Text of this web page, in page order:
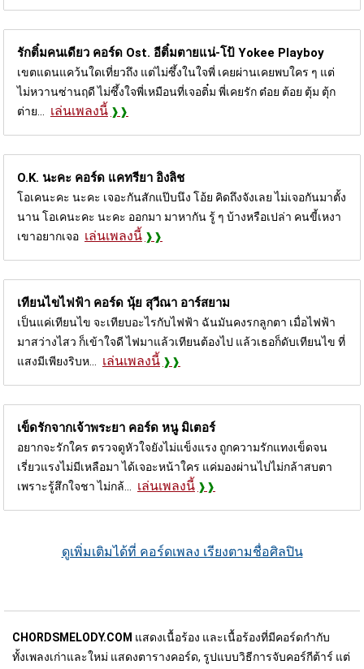
รักติ๋มคนเดียว คอร์ด Ost. อีติ๋มตายแน่-โป้ Yokee Playboy
เขตแดนแคว้นใดเที่ยวถึง แต่ไม่ซึ้งในใจพี่ เคยผ่านเคยพบใคร ๆ แต่
ไม่หวานซ่านฤดี ไม่ซึ้งใจพี่เหมือนที่เจอติ๋ม พี่เคยรัก ต๋อย ต้อย ตุ้ม ตุ้ก
ต่าย...
เล่นเพลงนี้
O.K. นะคะ คอร์ด แคทรียา อิงลิช
โอเคนะคะ นะคะ เจอะกันสักแป๊บนึง โอ้ย คิดถึงจังเลย ไม่เจอกันมาตั้ง
นาน โอเคนะคะ นะคะ ออกมา มาหากัน รู้ ๆ บ้างหรือเปล่า คนขี้เหงา
เขาอยากเจอ เล่นเพลงนี้
เทียนไขไฟฟ้า คอร์ด นุ้ย สุวีณา อาร์สยาม
เป็นแค่เทียนไข จะเทียบอะไรกับไฟฟ้า ฉันมันคงรกลูกตา เมื่อไฟฟ้า
มาสว่างไสว ก็เข้าใจดี ไฟมาแล้วเทียนต้องไป แล้วเธอก็ดับเทียนไข ที่
แสงมีเพียงริบห...
เล่นเพลงนี้
เข็ดรักจากเจ้าพระยา คอร์ด หนู มิเตอร์
อยากจะรักใคร ตรวจดูหัวใจยังไม่แข็งแรง ถูกความรักแทงเข็ดจน
เรี่ยวแรงไม่มีเหลือมา ได้เจอะหน้าใคร แค่มองผ่านไปไม่กล้าสบตา
เพราะรู้สึกใจชา ไม่กล้...
เล่นเพลงนี้
ดูเพิ่มเติมได้ที่ คอร์ดเพลง เรียงตามชื่อศิลปิน
CHORDSMELODY.COM แสดงเนื้อร้อง และเนื้อร้องที่มีคอร์ดกำกับ
ทั้งเพลงเก่าและใหม่ แสดงตารางคอร์ด, รูปแบบวิธีการจับคอร์กีต้าร์ แต่